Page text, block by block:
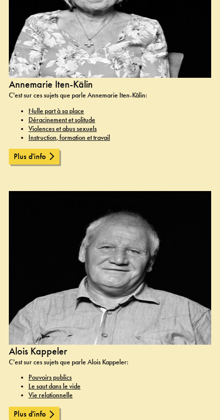
Annemarie Iten-Kälin
C'est sur ces sujets que parle Annemarie Iten-Kälin:
Nulle part à sa place
Déracinement et solitude
Violences et abus sexuels
Instruction, formation et travail
Plus d'info
Alois Kappeler
C'est sur ces sujets que parle Alois Kappeler:
Pouvoirs publics
Le saut dans le vide
Vie relationnelle
Plus d'info